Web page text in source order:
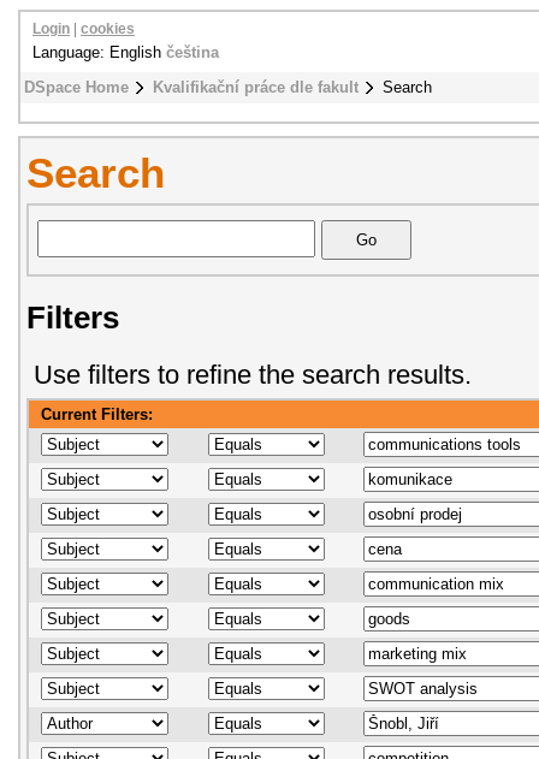
DSpace Home Kvalifikační práce dle fakult Search
Login cookies
Language: English čeština
Search
Filters
Use filters to refine the search results.
Current Filters: